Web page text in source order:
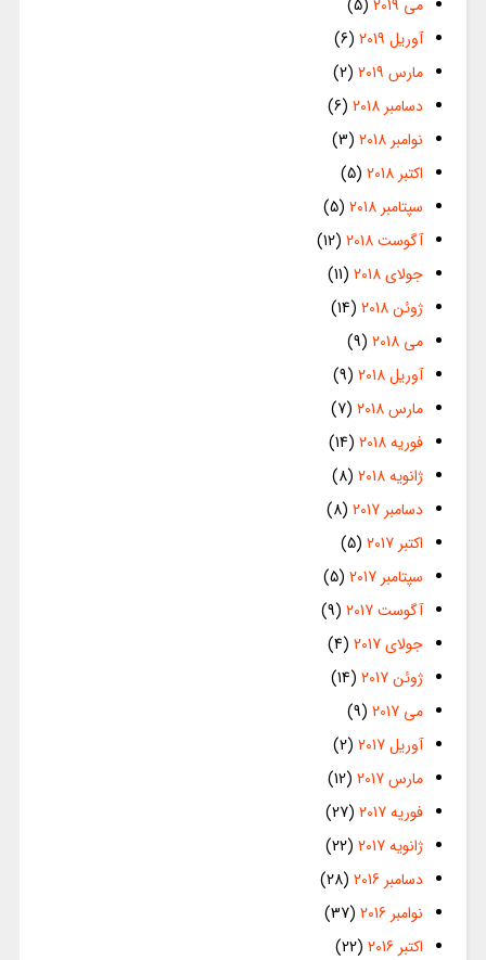
می 2019
(5)
آوریل 2019
(6)
مارس 2019
(2)
دسامبر 2018
(6)
نوامبر 2018
(3)
اکتبر 2018
(5)
سپتامبر 2018
(5)
آگوست 2018
(12)
جولای 2018
(11)
ژوئن 2018
(14)
می 2018
(9)
آوریل 2018
(9)
مارس 2018
(7)
فوریه 2018
(14)
ژانویه 2018
(8)
دسامبر 2017
(8)
اکتبر 2017
(5)
سپتامبر 2017
(5)
آگوست 2017
(9)
جولای 2017
(4)
ژوئن 2017
(14)
می 2017
(9)
آوریل 2017
(2)
مارس 2017
(12)
فوریه 2017
(27)
ژانویه 2017
(22)
دسامبر 2016
(28)
نوامبر 2016
(37)
اکتبر 2016
(22)